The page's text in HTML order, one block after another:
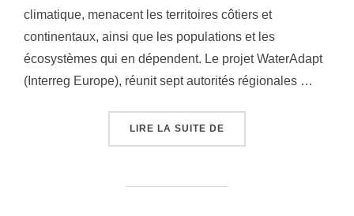
climatique, menacent les territoires côtiers et
continentaux, ainsi que les populations et les
écosystèmes qui en dépendent. Le projet WaterAdapt
(Interreg Europe), réunit sept autorités régionales …
LIRE LA SUITE DE